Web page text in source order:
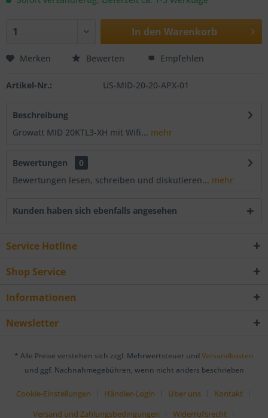
In den Warenkorb
Merken Bewerten Empfehlen
Artikel-Nr.: US-MID-20-20-APX-01
Beschreibung
Growatt MID 20KTL3-XH mit Wifi... mehr
Bewertungen
0
Bewertungen lesen, schreiben und diskutieren... mehr
Kunden haben sich ebenfalls angesehen
Service Hotline
Shop Service
Informationen
Newsletter
* Alle Preise verstehen sich zzgl. Mehrwertsteuer und Versandkosten
und ggf. Nachnahmegebühren, wenn nicht anders beschrieben
Cookie-Einstellungen Händler-Login Über uns
Kontakt
Versand und Zahlungsbedingungen
Widerrufsrecht